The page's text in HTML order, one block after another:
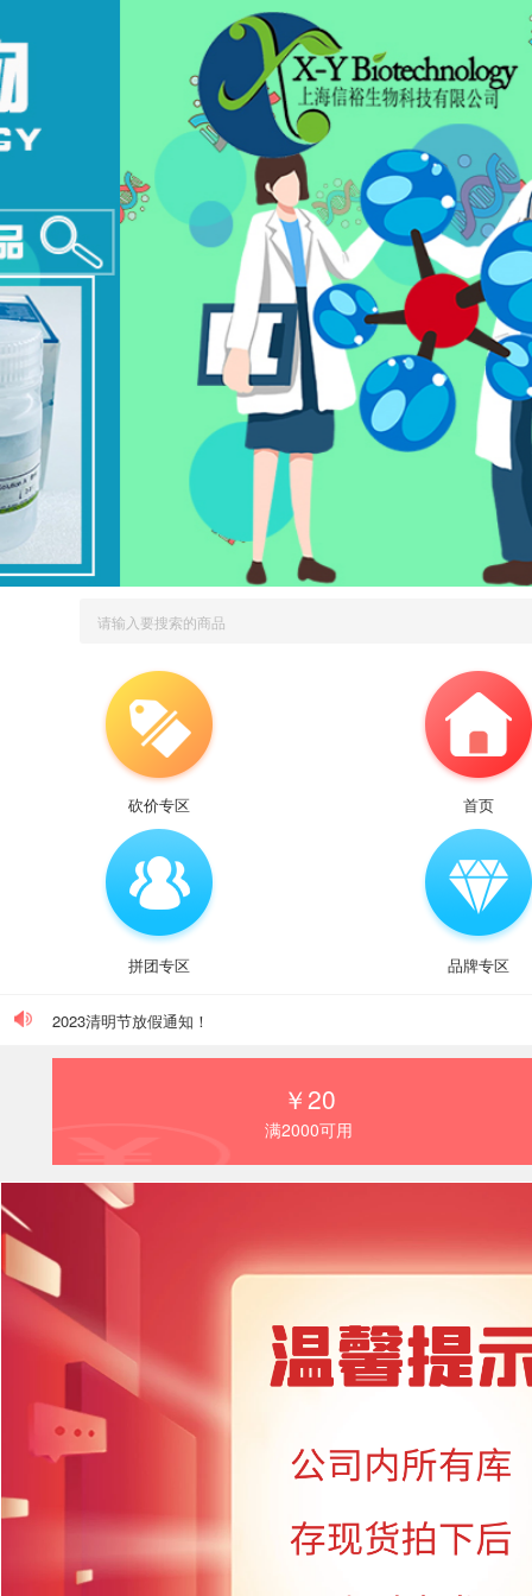
砍价专区 首页
拼团专区 品牌专区
【放假通知】迎元旦，跨新年
2023.5.1 劳动节放假通知
2023清明节放假通知！
【信裕生物】2022端午节放假通知
诚招代理
国庆放假通知
信裕生物端午放假通知
信裕生物-2021五一放假通知
信裕生物2021年春节放假通知
【放假通知】迎元旦，跨新年
￥20
满2000可用